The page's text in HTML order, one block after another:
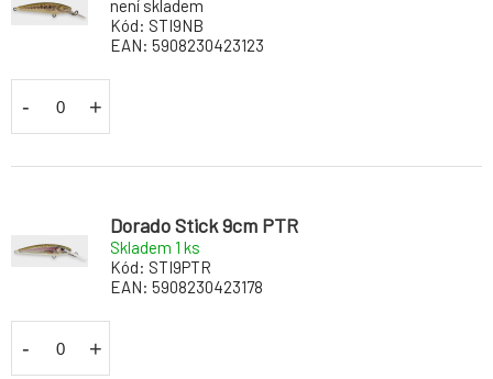
není skladem
Kód: STI9NB
EAN: 5908230423123
- +
Dorado Stick 9cm PTR
Skladem 1 ks
Kód: STI9PTR
EAN: 5908230423178
- +